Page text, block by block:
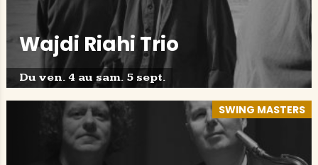
Wajdi Riahi Trio
Du ven. 4 au sam. 5 sept.
SWING MASTERS